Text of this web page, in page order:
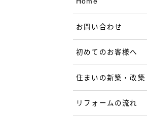
お問い合わせ
初めてのお客様へ
住まいの新築・改築
リフォームの流れ